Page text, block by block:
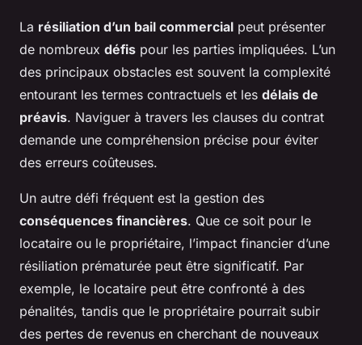
La résiliation d’un bail commercial peut présenter
de nombreux défis pour les parties impliquées. L’un
des principaux obstacles est souvent la complexité
entourant les termes contractuels et les délais de
préavis. Naviguer à travers les clauses du contrat
demande une compréhension précise pour éviter
des erreurs coûteuses.
Un autre défi fréquent est la gestion des
conséquences financières. Que ce soit pour le
locataire ou le propriétaire, l’impact financier d’une
résiliation prématurée peut être significatif. Par
exemple, le locataire peut être confronté à des
pénalités, tandis que le propriétaire pourrait subir
des pertes de revenus en cherchant de nouveaux